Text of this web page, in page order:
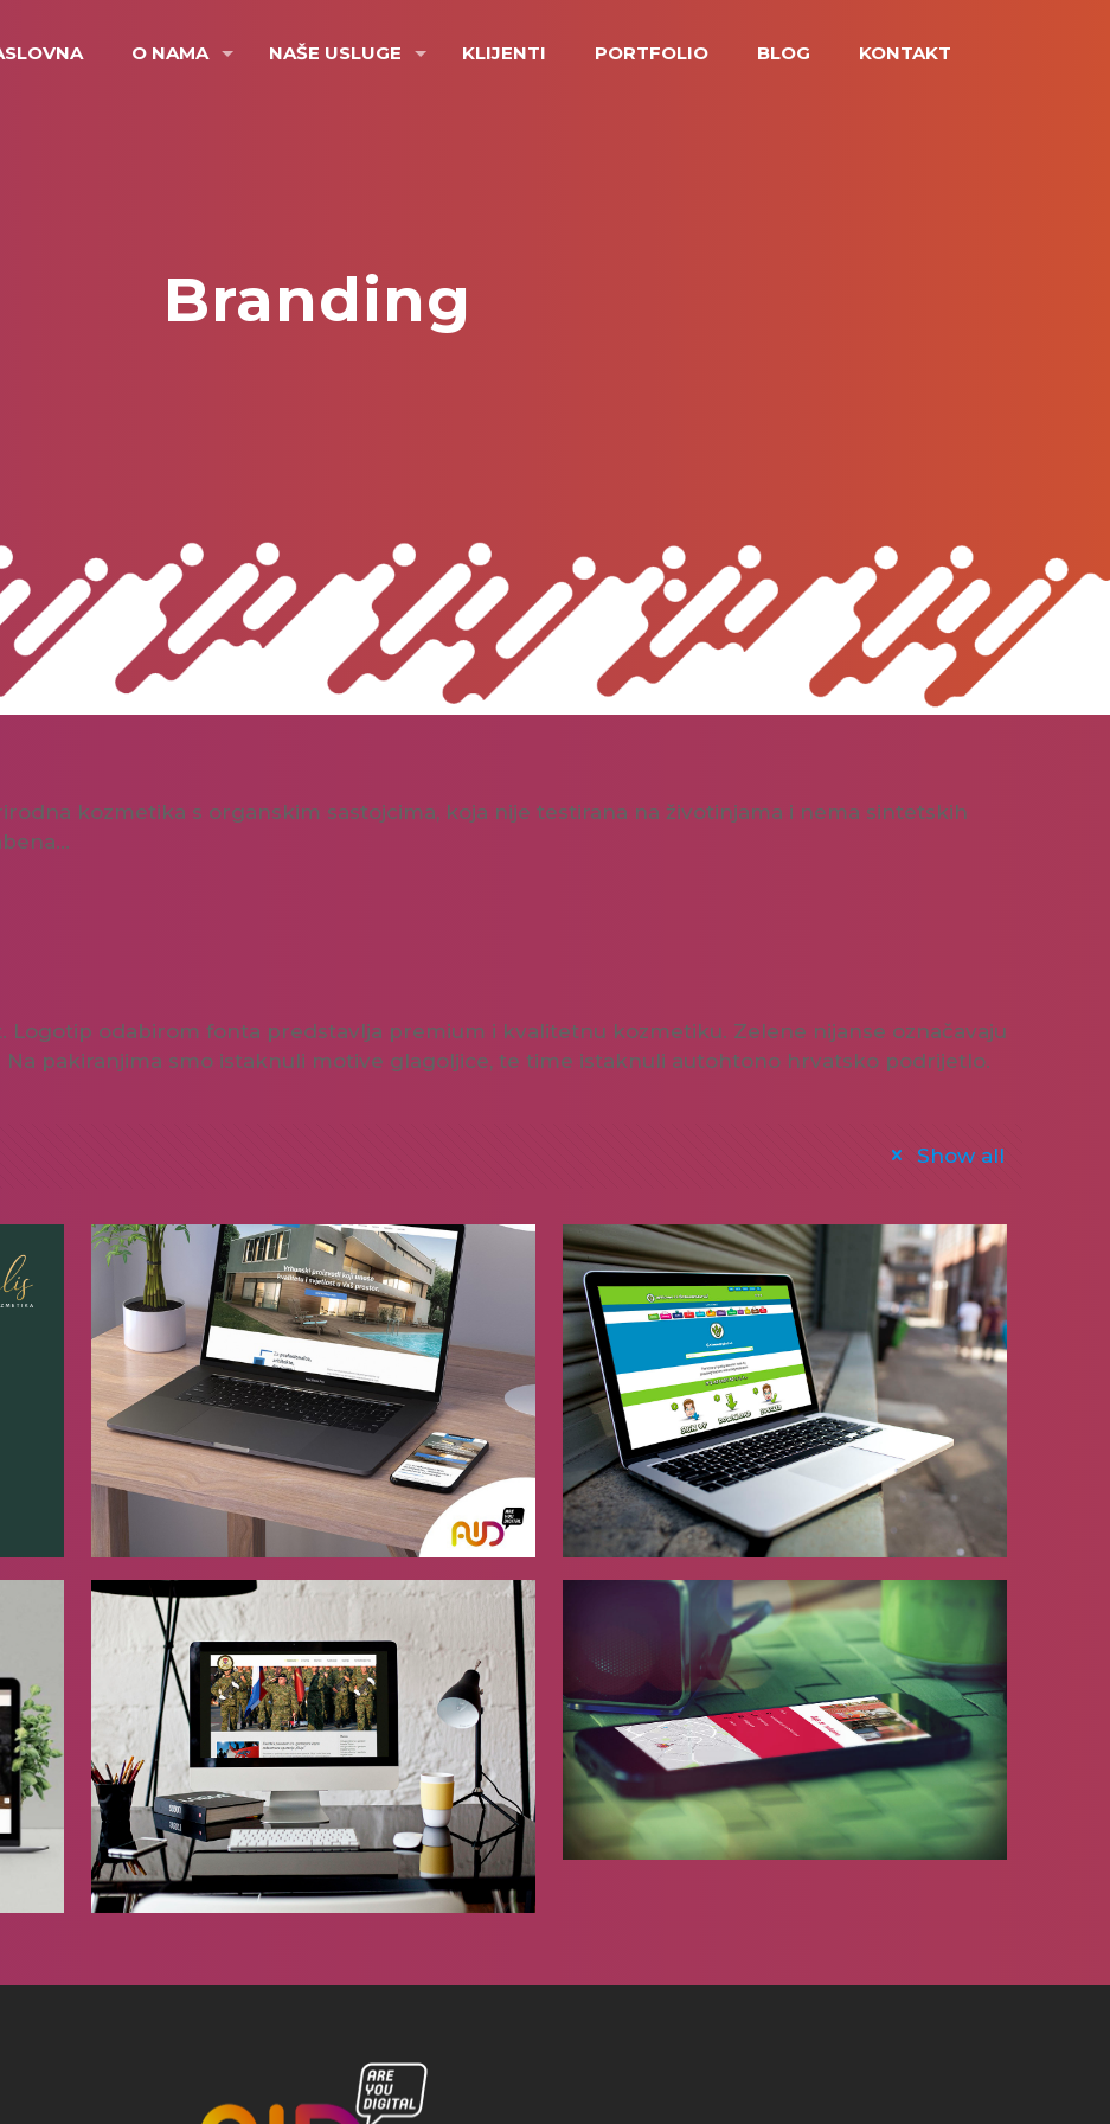
O NAMA NAŠE USLUGE KLIJENTI PORTFOLIO BLOG KONTAKT
Branding
kozmetika s organskim sastojcima, koja nije testirana na životinjama i nema sintetskih
Logotip odabirom fonta predstavlja premium i kvalitetnu kozmetiku. Zelene nijanse označavaju
pakiranjima smo istaknuli motive glagoljice, te time istaknuli autohtono hrvatsko podrijetlo.
Show all
Bellestra
[…]
Grammarsaurus
ZUVHGP Plac.hr